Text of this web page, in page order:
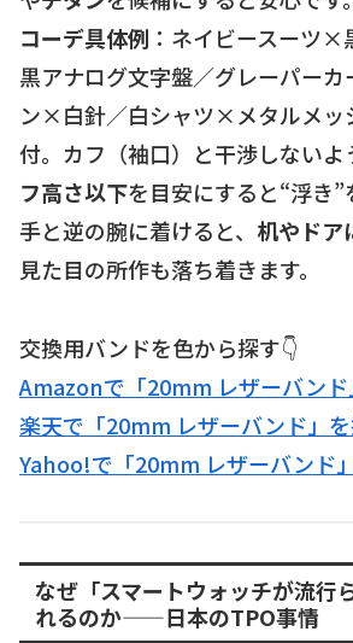
コーデ具体例 ：ネイビースーツ
黒アナログ文字盤／グレーパー
ン×白針／白シャツ×メタルメッ
付。カフ（袖口）と干渉しないよ
フ高さ以下を目安にすると“浮き”
手と逆の腕に着けると、 机やドア
見た目の所作も落ち着きます。
交換用バンドを色から探す👇
Amazonで「20mm レザーバンド
楽天で「20mm レザーバンド」
Yahoo!で「20mm レザーバンド
なぜ「スマートウォッチが流行
れるのか——日本のTPO事情